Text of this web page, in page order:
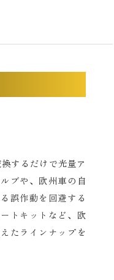
するだけで光量ア
ブや、欧州車の自
誤作動を回避する
トキットなど、 欧
たラインナップを